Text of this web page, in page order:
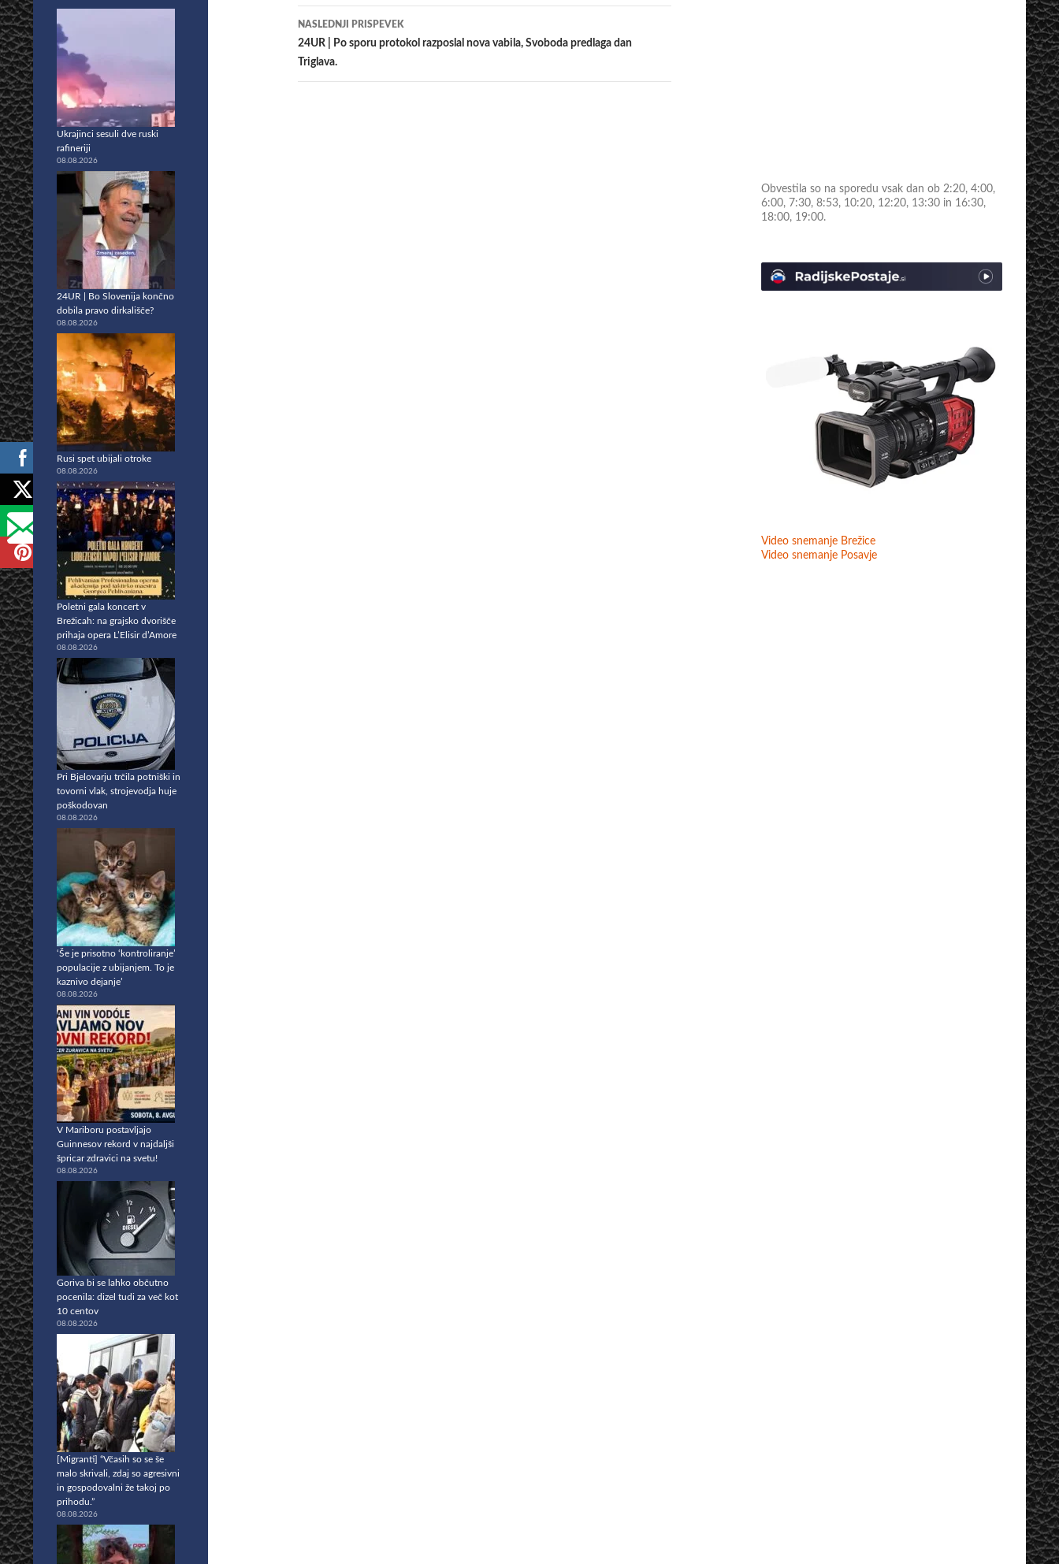
prispevkih
NASLEDNJI PRISPEVEK
24UR | Po sporu protokol razposlal nova vabila, Svoboda predlaga dan
Triglava.
Obvestila so na sporedu vsak dan ob 2:20, 4:00,
6:00, 7:30, 8:53, 10:20, 12:20, 13:30 in 16:30,
18:00, 19:00.
Video snemanje Brežice
Video snemanje Posavje
Ukrajinci sesuli dve ruski
rafineriji
08.08.2026
24UR | Bo Slovenija končno
dobila pravo dirkališče?
08.08.2026
Rusi spet ubijali otroke
08.08.2026
Poletni gala koncert v
Brežicah: na grajsko dvorišče
prihaja opera L’Elisir d’Amore
08.08.2026
Pri Bjelovarju trčila potniški in
tovorni vlak, strojevodja huje
poškodovan
08.08.2026
‘Še je prisotno ‘kontroliranje’
populacije z ubijanjem. To je
kaznivo dejanje’
08.08.2026
V Mariboru postavljajo
Guinnesov rekord v najdaljši
špricar zdravici na svetu!
08.08.2026
Goriva bi se lahko občutno
pocenila: dizel tudi za več kot
10 centov
08.08.2026
[Migranti] “Včasih so se še
malo skrivali, zdaj so agresivni
in gospodovalni že takoj po
prihodu.”
08.08.2026